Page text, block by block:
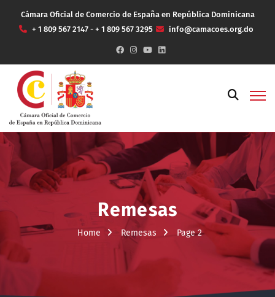
Cámara Oficial de Comercio de España en República Dominicana
+ 1 809 567 2147 - + 1 809 567 3295
info@camacoes.org.do
Remesas
Home Remesas Page 2